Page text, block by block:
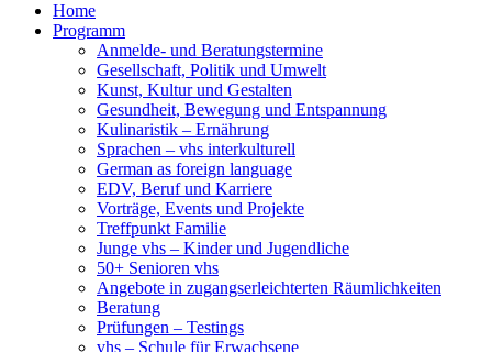
Home
Programm
Anmelde- und Beratungstermine
Gesellschaft, Politik und Umwelt
Kunst, Kultur und Gestalten
Gesundheit, Bewegung und Entspannung
Kulinaristik – Ernährung
Sprachen – vhs interkulturell
German as foreign language
EDV, Beruf und Karriere
Vorträge, Events und Projekte
Treffpunkt Familie
Junge vhs – Kinder und Jugendliche
50+ Senioren vhs
Angebote in zugangserleichterten Räumlichkeiten
Beratung
Prüfungen – Testings
vhs – Schule für Erwachsene